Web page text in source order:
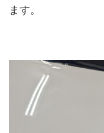
ます。